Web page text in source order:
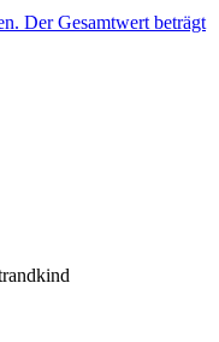
Der Gesamtwert beträgt